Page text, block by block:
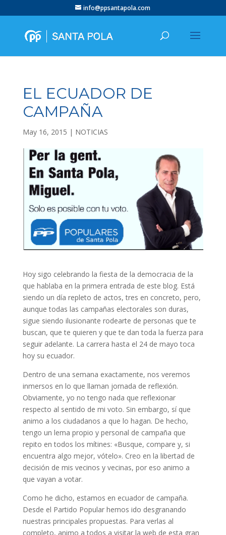
info@ppsantapola.com
EL ECUADOR DE
CAMPAÑA
May 16, 2015 | NOTICIAS
Hoy sigo celebrando la fiesta de la democracia de la
que hablaba en la primera entrada de este blog. Está
siendo un día repleto de actos, tres en concreto, pero,
aunque todas las campañas electorales son duras,
sigue siendo ilusionante rodearte de personas que te
buscan, que te quieren y que te dan toda la fuerza para
seguir adelante. La carrera hasta el 24 de mayo toca
hoy su ecuador.
Dentro de una semana exactamente, nos veremos
inmersos en lo que llaman jornada de reflexión.
Obviamente, yo no tengo nada que reflexionar
respecto al sentido de mi voto. Sin embargo, sí que
animo a los ciudadanos a que lo hagan. De hecho,
tengo un lema propio y personal de campaña que
repito en todos los mítines: «Busque, compare y, si
encuentra algo mejor, vótelo». Creo en la libertad de
decisión de mis vecinos y vecinas, por eso animo a
que vayan a votar.
Como he dicho, estamos en ecuador de campaña.
Desde el Partido Popular hemos ido desgranando
nuestras principales propuestas. Para verlas al
completo, animo a todos a visitar la web de esta gran